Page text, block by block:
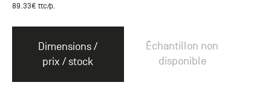
89.33€ ttc/p.
Dimensions /
prix / stock
Échantillon non
disponible